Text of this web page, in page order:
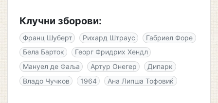
Клучни зборови:
Франц Шуберт Рихард Штраус
Габриел Форе
Бела Барток
Георг Фридрих Хендл
Мануел де Фаља
Артур Онегер
Дипарк
Владо Чучков
1964 Ана Липша Тофовиќ